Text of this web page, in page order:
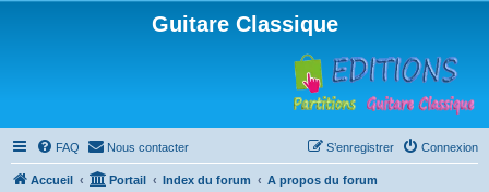
Guitare Classique
FAQ Nous contacter Connexion
S’enregistrer
Accueil Portail Index du forum A propos du forum